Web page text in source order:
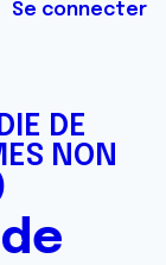
Se connecter
DE
NON